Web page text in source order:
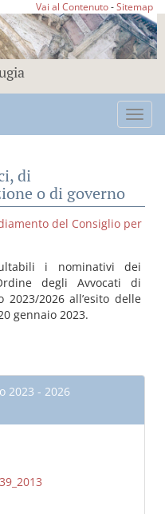
Vai al Contenuto-Sitemap
di
o di governo
del Consiglio per
i nominativi dei
degli Avvocati di
2026 all’esito delle
gennaio 2023.
2023 - 2026